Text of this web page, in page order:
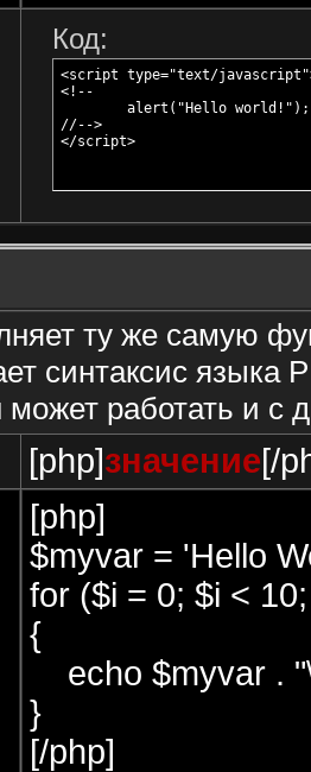
Код:
<script type="text/
<!--
//-->
</script>
ту же самую
синтаксис языка
может работать и с
[php]значение[/
[php]
$myvar = 'Hello
for ($i = 0; $i <
{
echo $myvar .
}
[/php]